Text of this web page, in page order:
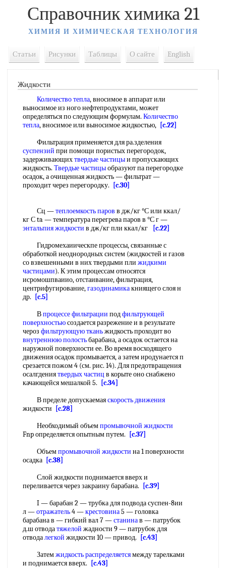
Справочник химика 21
ХИМИЯ И ХИМИЧЕСКАЯ ТЕХНОЛОГИЯ
Статьи Рисунки Таблицы О сайте English
Жидкости
Количество тепла, вносимое в аппарат или
выносимое из ного нефтепродуктами, может
определяться по следующим формулам. Количество
тепла, вносимое или выносимое жидкостью, [c.22]
Фильтрация применяется для ра.зделения
суспензий при помощи пористых перегородок,
задерживающихтвердые частицыи пропускающих
жидкость. Твердые частицыобразуют па перегородке
осадок, а очищенная жидкость — фильтрат —
проходит через перегородку.
[c.30]
Сц —теплоемкость паров в дж/кг °С или ккал/
кг С ta — температура перегрева паров в °С г —
энтальпия жидкости в дж/кг пли ккал/кг
[c.22]
Гидромехаиическпе процессы, связанные с
обработкой неоднородных систем (жидкостей и газов
со взвешенными в них твердыми пли жидкими
частицами). К этим процессам относятся
исромошпваиио, отстаивание, фильтрация,
центрифугирование,газодинамикакниящего слоя н
др.
[c.5]
Впроцессе фильтрации подфильтрующей
поверхностьюсоздается разрежение и в результате
чероз фильтрующую тканьжидкость проходит во
внутреннюю полостьбарабана, а осадок остается на
наружной поверхности ее. Во время восходящего
движения осадок промывается, а затем иродунается п
срезается пожом 4 (см. рис. 14). Для предотвращения
осалгдениятвердых частиц в корыте оно снабжено
качающейся мешалкой 5.
[c.34]
В пределе допускаемаяскорость движения
жидкости
[c.28]
Необходимый объемпромывочной жидкости
Fnp определяется опытным путем.
[c.37]
Объемпромывочной жидкости на 1 поверхности
осадка [c.38]
Слой жидкости поднимается вверх и
переливается через закраину барабана.
[c.39]
I — барабан 2 — трубка для подвода суспен-8ии
л —отражатель4 —крестовина5 — головка
барабана в — гибкий вал 7 —станинав — патрубок
д.ш отводатяжелой жадности 9 — патрубок для
отводалегкой жидкости 10 — привод.
[c.43]
Затемжидкость распределяетсямежду тарелками
и поднимается вверх.
[c.43]